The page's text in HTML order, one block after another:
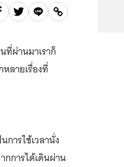
ที่ผ่านมาเราก็
ลายเรื่องที่
ารใช้เวลานั่ง
การได้เดินผ่าน